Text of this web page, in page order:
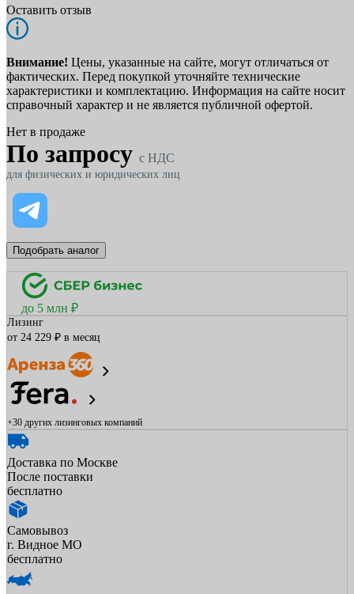
Оставить отзыв
Внимание! Цены, указанные на сайте, могут отличаться от
фактических. Перед покупкой уточняйте технические
характеристики и комплектацию. Информация на сайте носит
справочный характер и не является публичной офертой.
Нет в продаже
По запросу c НДС
для физических и юридических лиц
Подобрать аналог
до 5 млн ₽
Лизинг
от 24 229 ₽ в месяц
+30 других лизинговых компаний
Доставка по Москве
После поставки
бесплатно
Самовывоз
г. Видное МО
бесплатно